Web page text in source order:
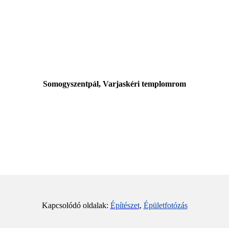
Somogyszentpál, Varjaskéri templomrom
Kapcsolódó oldalak: Építészet, Épületfotózás